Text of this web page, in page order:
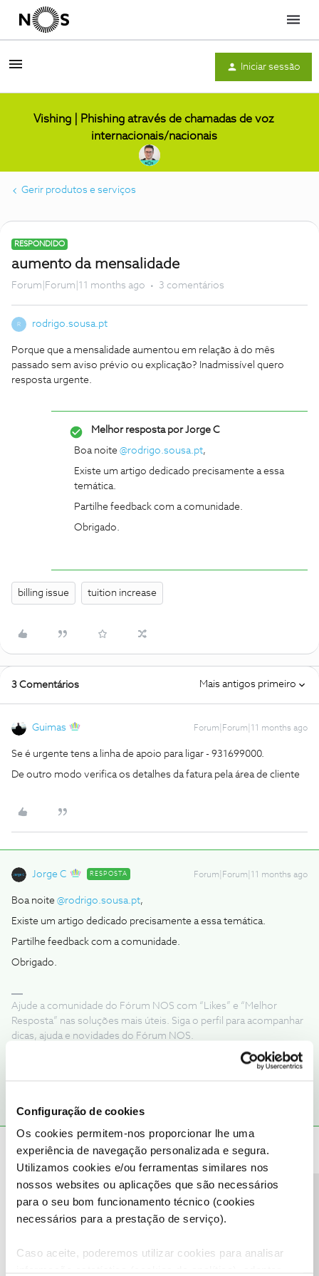
Configuração de cookies
Os cookies permitem-nos proporcionar lhe uma
experiência de navegação personalizada e segura.
Utilizamos cookies e/ou ferramentas similares nos
nossos websites ou aplicações que são necessários
para o seu bom funcionamento técnico (cookies
necessários para a prestação de serviço).
Caso aceite, poderemos utilizar cookies para analisar
Menu
Iniciar sessão
Vishing | Phishing através de chamadas de voz
internacionais/nacionais
Gerir produtos e serviços
RESPONDIDO
aumento da mensalidade
Forum|Forum|11 months ago 3 comentários
R rodrigo.sousa.pt
Porque que a mensalidade aumentou em relação à do mês
passado sem aviso prévio ou explicação? Inadmissível quero
resposta urgente.
Melhor resposta porJorge C
Boa noite ​ @rodrigo.sousa.pt,
Existe um artigo dedicado precisamente a essa
temática.
Partilhe feedback com a comunidade.
Obrigado.
billing issue tuition increase
3 Comentários Mais antigos primeiro
Guimas Forum|Forum|11 months ago
Se é urgente tens a linha de apoio para ligar - 931699000.
De outro modo verifica os detalhes da fatura pela área de cliente
Jorge C RESPOSTA Forum|Forum|11 months ago
Boa noite ​ @rodrigo.sousa.pt,
Existe um artigo dedicado precisamente a essa temática.
Partilhe feedback com a comunidade.
Obrigado.
Ajude a comunidade do Fórum NOS com “Likes” e “Melhor
Resposta” nas soluções mais úteis. Siga o perfil para acompanhar
dicas, ajuda e novidades do Fórum NOS.
Mário P. Forum|Forum|11 months ago
Boa noite, ​@rodrigo.sousa.pt
Não houve atualizações à mensalidade NOS, pelo que é
necessário verificar a que se deve a diferença, pelo que o ​
C deu uma boa ajuda.
cómoda na my NOS em: